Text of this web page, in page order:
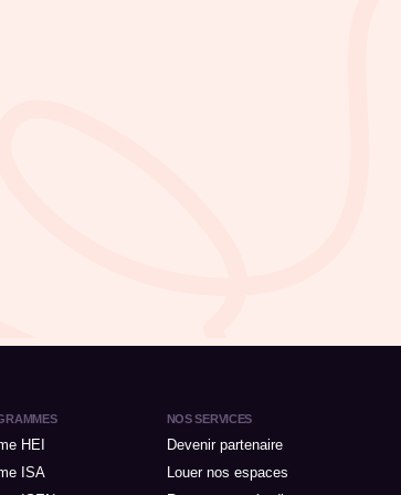
HEI
ISA
NOS SERVICES
Devenir partenaire
Louer nos espaces